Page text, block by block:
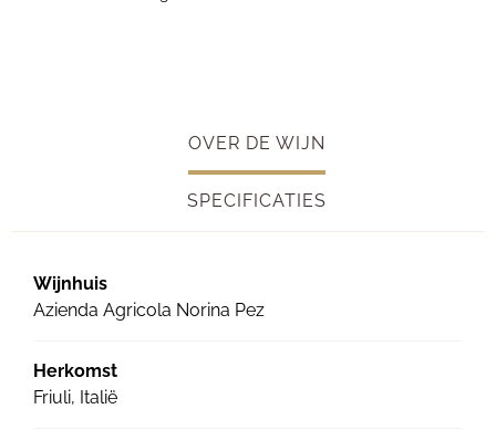
OVER DE WIJN
SPECIFICATIES
Wijnhuis
Azienda Agricola Norina Pez
Herkomst
Friuli, Italië